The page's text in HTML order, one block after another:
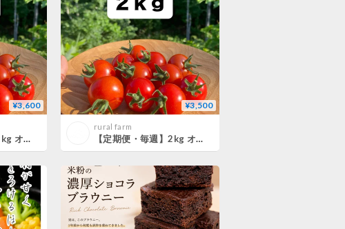
¥3,600
【定期便・隔週】2kg オーガニックミニトマト（ほれまる）
¥3,500
rural farm
【定期便・毎週】2kg オーガニックミニトマト（ほれまる）